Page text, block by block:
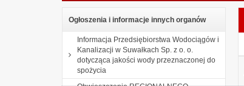
Ogłoszenia i informacje innych organów
Informacja Przedsiębiorstwa Wodociągów i
Kanalizacji w Suwałkach Sp. z o. o.
dotycząca jakości wody przeznaczonej do
spożycia